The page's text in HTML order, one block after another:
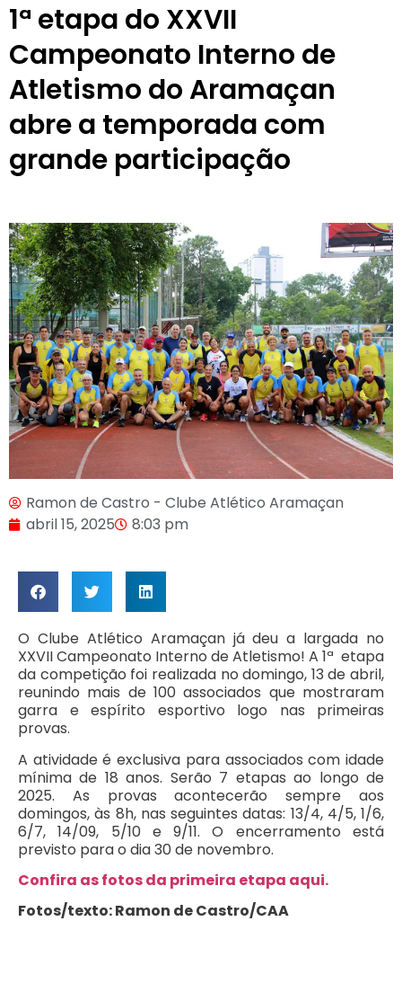
1ª etapa do XXVII
Campeonato Interno de
Atletismo do Aramaçan
abre a temporada com
grande participação
Ramon de Castro - Clube Atlético Aramaçan
abril 15, 2025
8:03 pm
O Clube Atlético Aramaçan já deu a largada no
XXVII Campeonato Interno de Atletismo! A 1ª etapa
da competição foi realizada no domingo, 13 de abril,
reunindo mais de 100 associados que mostraram
garra e espírito esportivo logo nas primeiras
provas.
A atividade é exclusiva para associados com idade
mínima de 18 anos. Serão 7 etapas ao longo de
2025. As provas acontecerão sempre aos
domingos, às 8h, nas seguintes datas: 13/4, 4/5, 1/6,
6/7, 14/09, 5/10 e 9/11. O encerramento está
previsto para o dia 30 de novembro.
Confira as fotos da primeira etapa aqui.
Fotos/texto: Ramon de Castro/CAA